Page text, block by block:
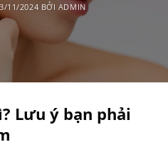
11/2024 BỞI ADMIN
Lưu ý bạn phải